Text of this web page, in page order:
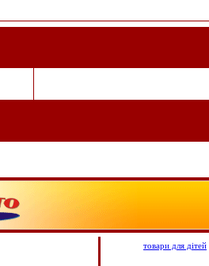
товари для дітей